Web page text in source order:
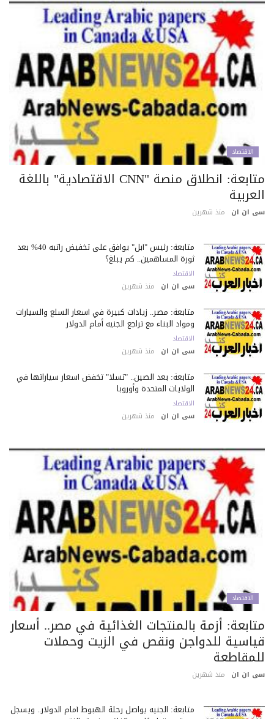
الاقتصاد
متابعة: انطلاق منصة "CNN الاقتصادية" باللغة
ان ان منذ شهرين
متابعة: رئيس "آبل" يوافق على تخفيض راتبه 40% بعد
ثورة المساهمين.. كم يبلغ؟
الاقتصاد
سى ان ان منذ شهرين
متابعة: مصر.. زيادات كبيرة في أسعار السلع والسيارات
ومواد البناء مع تراجع الجنيه أمام الدولار
الاقتصاد
سى ان ان منذ شهرين
متابعة: بعد الصين.. "تسلا" تخفض أسعار سياراتها في
الولايات المتحدة وأوروبا
الاقتصاد
سى ان ان منذ شهرين
الاقتصاد
أزمة بالمنتجات الغذائية في مصر.. أسعار
للدواجن ونقص في الزيت وحملات
ان ان منذ شهرين
متابعة: الجنيه يواصل رحلة الهبوط أمام الدولار.. ويسجل